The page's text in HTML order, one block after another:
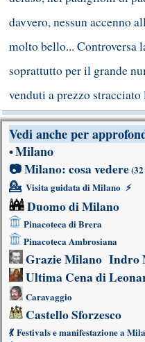
davvero, nessun accenno
molto bello... Controversa
soprattutto per il grande
venduti a prezzo stracciato
Vedi anche per
•Milano
📷Milano: cosa vedere
💁 Visita guidata di Milano ⚡
Duomo di Milano
Pinacoteca di Brera
Pinacoteca Ambrosiana
Grazie Milano Indro
Ultima Cena di
Caravaggio
Castello Sforzesco
💃 Festivals e manifestazione a